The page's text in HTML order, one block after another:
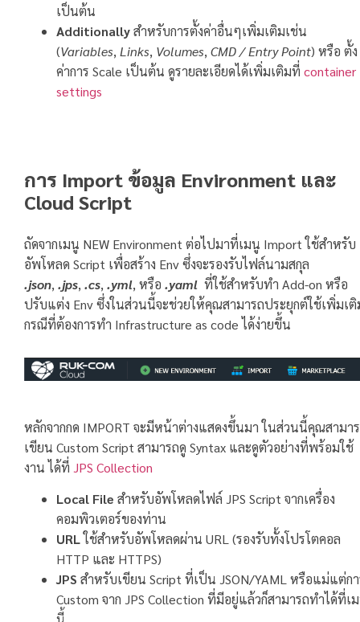
เป็นต้น
Additionallyสำหรับการตั้งค่าอื่นๆเพิ่มเติมเช่น
(Variables, Links, Volumes, CMD / Entry Point) หรือ ตั้ง
ค่าการ Scale เป็นต้น ดูรายละเอียดได้เพิ่มเติมที่ container
settings
การ Import ข้อมูล Environment และ
Cloud Script
ถัดจากเมนู NEW Environment ต่อไปมาที่เมนู Import ใช้สำหรับ
อัพโหลด Script เพื่อสร้าง Env ซึ่งจะรองรับไฟล์นามสกุล
.json, .jps, .cs, .yml, หรือ .yaml ที่ใช้สำหรับทำ Add-on หรือ
ปรับแต่ง Env ซึ่งในส่วนนี้จะช่วยให้คุณสามารถประยุกต์ใช้เพิ่มเ
กรณีที่ต้องการทำ Infrastructure as code ได้ง่ายขึ้น
หลักจากกด IMPORT จะมีหน้าต่างแสดงขึ้นมา ในส่วนนี้คุณสามา
เขียน Custom Script สามารถดู Syntax และดูตัวอย่างที่พร้อมใช้
งาน ได้ที่ JPS Collection
Local File สำหรับอัพโหลดไฟล์ JPS Script จากเครื่อง
คอมพิวเตอร์ของท่าน
URLใช้สำหรับอัพโหลดผ่าน URL (รองรับทั้งโปรโตคอล
HTTP และ HTTPS)
JPS สำหรับเขียน Script ที่เป็น JSON/YAML หรือแม่แต่ก
Custom จาก JPS Collection ที่มีอยู่แล้วก็สามารถทำได้ที่เ